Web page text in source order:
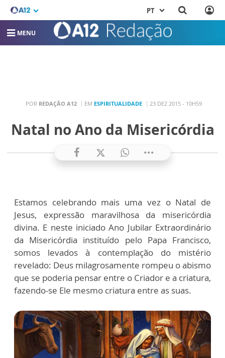
PT
MENU
POR REDAÇÃO A12 EM ESPIRITUALIDADE 23 DEZ 2015 - 10H59
Natal no Ano da Misericórdia
Estamos celebrando mais uma vez o Natal de
Jesus, expressão maravilhosa da misericórdia
divina. E neste iniciado Ano Jubilar Extraordinário
da Misericórdia instituído pelo Papa Francisco,
somos levados à contemplação do mistério
revelado: Deus milagrosamente rompeu o abismo
que se poderia pensar entre o Criador e a criatura,
fazendo-se Ele mesmo criatura entre as suas.